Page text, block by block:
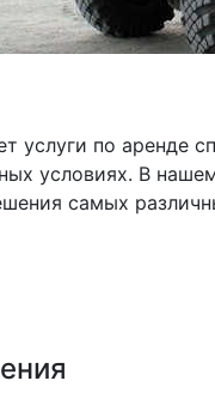
услуги по аренде
самых